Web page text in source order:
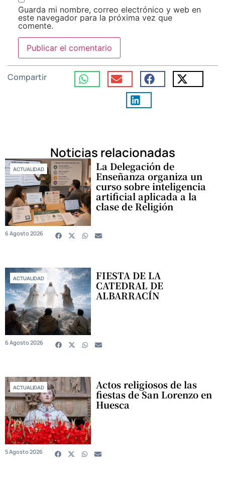
Guarda mi nombre, correo electrónico y web en
este navegador para la próxima vez que
comente.
Compartir
Noticias relacionadas
ACTUALIDAD La Delegación de
Enseñanza organiza un
curso sobre inteligencia
artificial aplicada a la
clase de Religión
6 Agosto 2026
ACTUALIDAD FIESTA DE LA
CATEDRAL DE
ALBARRACÍN
6 Agosto 2026
ACTUALIDAD Actos religiosos de las
fiestas de San Lorenzo en
Huesca
5 Agosto 2026